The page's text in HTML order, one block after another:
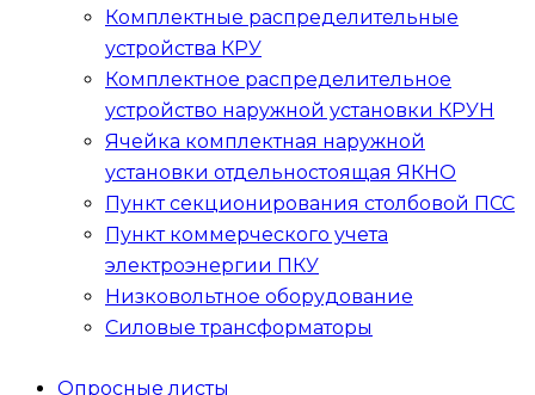
Комплектные распределительные
устройства КРУ
Комплектное распределительное
устройство наружной установки КРУН
Ячейка комплектная наружной
установки отдельностоящая ЯКНО
Пункт секционирования столбовой ПСС
Пункт коммерческого учета
электроэнергии ПКУ
Низковольтное оборудование
Силовые трансформаторы
Опросные листы